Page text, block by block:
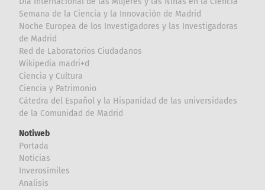
Semana de la Ciencia y la Innovación de Madrid
Noche Europea de los Investigadores y las Investigadoras
de Madrid
Red de Laboratorios Ciudadanos
Wikipedia madri+d
Ciencia y Cultura
Ciencia y Patrimonio
Cátedra del Español y la Hispanidad de las universidades
de la Comunidad de Madrid
Notiweb
Portada
Noticias
Inverosímiles
Analisis